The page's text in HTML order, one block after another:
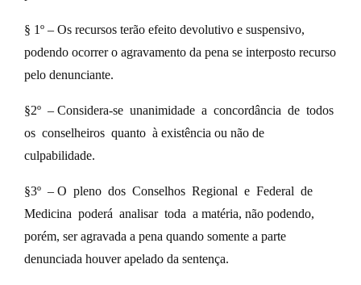
§ 1º – Os recursos terão efeito devolutivo e suspensivo,
podendo ocorrer o agravamento da pena se interposto recurso
pelo denunciante.
§2º – Considera-se unanimidade a concordância de todos
os conselheiros quanto à existência ou não de
culpabilidade.
§3º – O pleno dos Conselhos Regional e Federal de
Medicina poderá analisar toda a matéria, não podendo,
porém, ser agravada a pena quando somente a parte
denunciada houver apelado da sentença.